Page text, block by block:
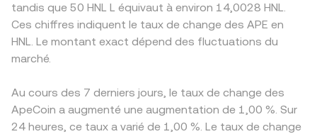
tandis que 50 HNL L équivaut à environ 14,0028 HNL.
Ces chiffres indiquent le taux de change des APE en
HNL. Le montant exact dépend des fluctuations du
marché.
Au cours des 7 derniers jours, le taux de change des
ApeCoin a augmenté une augmentation de 1,00 %. Sur
24 heures, ce taux a varié de 1,00 %. Le taux de change